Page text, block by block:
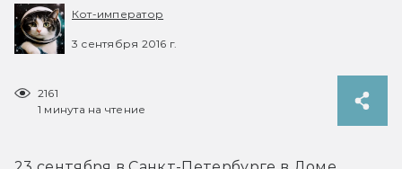
Кот-император
3 сентября 2016 г.
2161
1 минута на чтение